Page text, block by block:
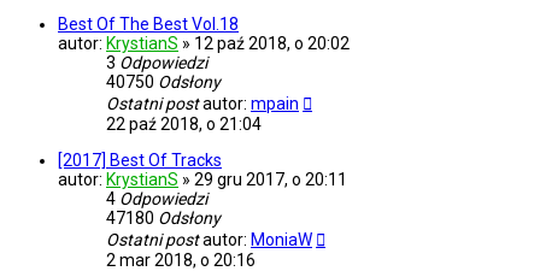
Best Of The Best Vol.18
autor: KrystianS » 12 paź 2018, o 20:02
3 Odpowiedzi
40750 Odsłony
Ostatni postautor: mpain
22 paź 2018, o 21:04
[2017] Best Of Tracks
autor: KrystianS » 29 gru 2017, o 20:11
4 Odpowiedzi
47180 Odsłony
Ostatni postautor: MoniaW
2 mar 2018, o 20:16